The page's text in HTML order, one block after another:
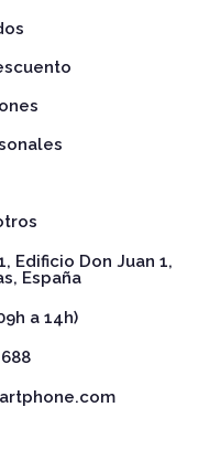
Edificio Don Juan 1,
España
a 14h)